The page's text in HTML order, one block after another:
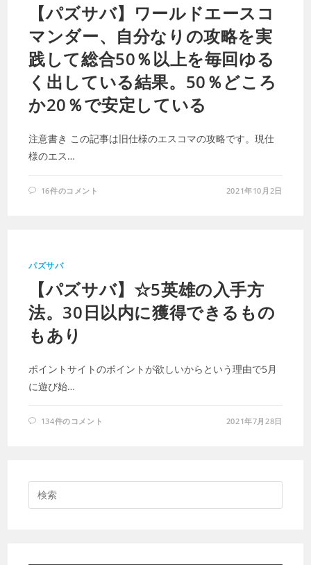
【パズサバ】ワールドエースコ
マンダー、自分なりの攻略を実
践して総合50％以上を毎回ゆる
く出している結果。50％どころ
か20％で安定している
注意書き この記事は旧仕様のエスコマの攻略です。現仕
様のエス…
16件のコメント 2021年10月2日
パズサバ
【パズサバ】☆5英雄の入手方
法。30日以内に獲得できるもの
もあり
ポイントサイトのポイントが欲しいからという理由で5月
に遊び始…
134件のコメント 2021年7月28日